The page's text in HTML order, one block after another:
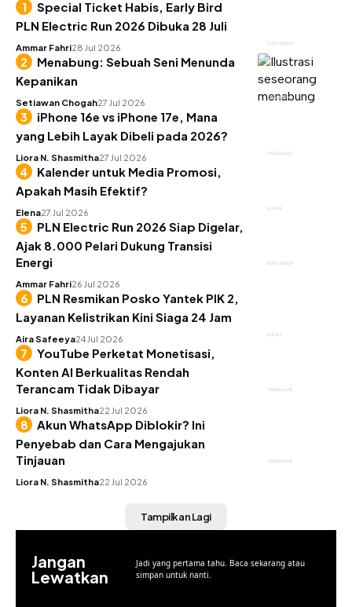
GAYA HIDUP
Special Ticket Habis, Early Bird
PLN Electric Run 2026 Dibuka 28 Juli
Ammar Fahri28 Jul 2026
KEUANGAN
Menabung: Sebuah Seni Menunda
Kepanikan
Setiawan Chogah27 Jul 2026
TEKNOLOGI
iPhone 16e vs iPhone 17e, Mana
yang Lebih Layak Dibeli pada 2026?
Liora N. Shasmitha27 Jul 2026
BISNIS
Kalender untuk Media Promosi,
Apakah Masih Efektif?
Elena27 Jul 2026
GAYA HIDUP
PLN Electric Run 2026 Siap Digelar,
Ajak 8.000 Pelari Dukung Transisi
Energi
Ammar Fahri26 Jul 2026
BISNIS
PLN Resmikan Posko Yantek PIK 2,
Layanan Kelistrikan Kini Siaga 24 Jam
Aira Safeeya24 Jul 2026
TEKNOLOGI
YouTube Perketat Monetisasi,
Konten AI Berkualitas Rendah
Terancam Tidak Dibayar
Liora N. Shasmitha22 Jul 2026
TEKNOLOGI
Akun WhatsApp Diblokir? Ini
Penyebab dan Cara Mengajukan
Tinjauan
Liora N. Shasmitha22 Jul 2026
Tampilkan Lagi
Jangan
Lewatkan
Jadi yang pertama tahu. Baca sekarang atau
simpan untuk nanti.